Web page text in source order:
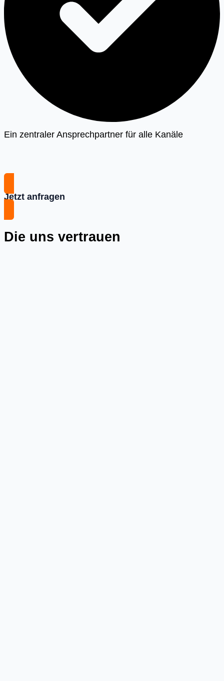
Ein zentraler Ansprechpartner für alle Kanäle
Jetzt anfragen
Die uns vertrauen